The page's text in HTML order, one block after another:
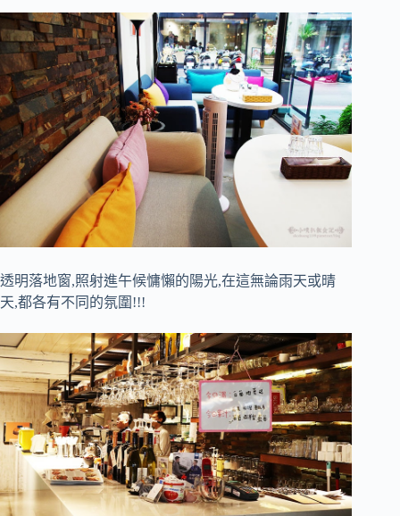
透明落地窗,照射進午候慵懶的陽光,在這無論雨天或晴
天,都各有不同的氛圍!!!